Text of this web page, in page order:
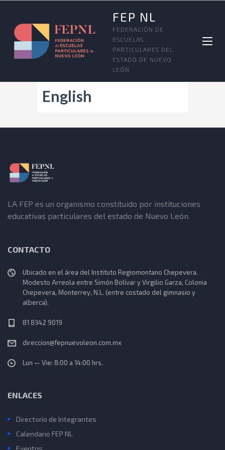
FEP NL
FEDERACIÓN DE
ESCUELAS
PARTICULARES DEL
ESTADO DE NUEVO
LEÓN
English
LA FEP es un organismo constituido por instituciones
educativas particulares del estado de Nuevo León.
CONTACTO
Ubicado en el área del Instituto Regiomontano Chepevera.
Modesto Arreola entre Simón Bolívar y Virgilio Garza, Colonia
Chepevera, Monterrey, N.L. (entre costado del gimnasio y
alberca).
81 8342 9019
direccion@fepnuevoleon.com.mx
Lun — Vie: 8:00 a 14:00 hrs.
ENLACES
Directorio de Integrantes
Calendario FEP NL